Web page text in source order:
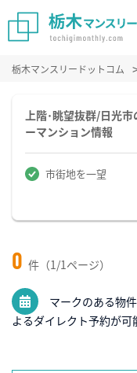
栃木マンスリードットコム
上階･眺望抜群/日光
ーマンション情報
市街地を一望
0 件（1/1ページ）
マークのある物
よるダイレクト予約が可